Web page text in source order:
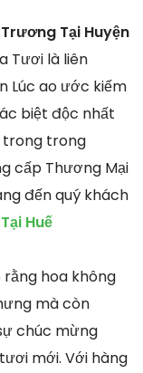
Tại Huyện
Tươi là liên
Lúc ao ước kiếm
biệt độc nhất
trong trong
cấp Thương Mại
đến quý khách
Huế
rằng hoa không
mà còn
chúc mừng
mới. Với hàng